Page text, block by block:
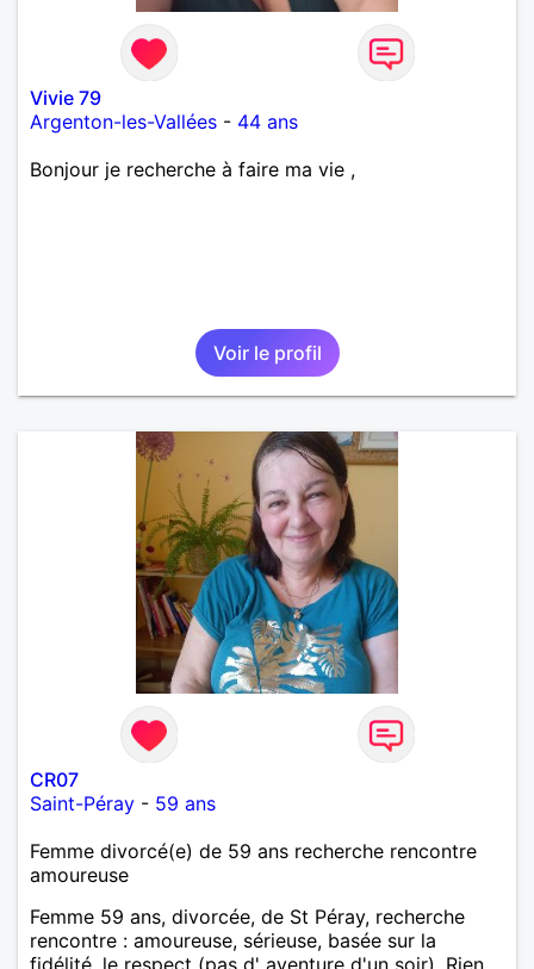
Vivie 79
Argenton-les-Vallées - 44 ans
Bonjour je recherche à faire ma vie ,
Voir le profil
CR07
Saint-Péray - 59 ans
Femme divorcé(e) de 59 ans recherche rencontre
amoureuse
Femme 59 ans, divorcée, de St Péray, recherche
rencontre : amoureuse, sérieuse, basée sur la
fidélité, le respect (pas d' aventure d'un soir). Rien